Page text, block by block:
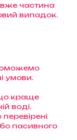
частина
випадок.
умови.
краще
воді.
пасивного